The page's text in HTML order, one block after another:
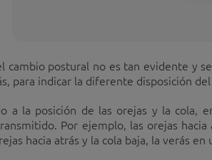
cambio postural no es tan evidente y
para indicar la diferente disposición
a la posición de las orejas y la cola,
Por ejemplo, las orejas
hacia atrás y la cola baja, la verás en